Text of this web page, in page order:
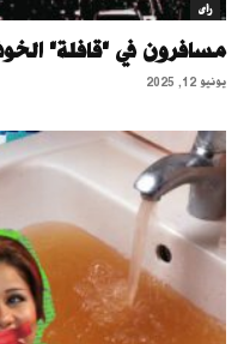
رأى
مسافرون في "قافلة"
يونيو 12, 2025